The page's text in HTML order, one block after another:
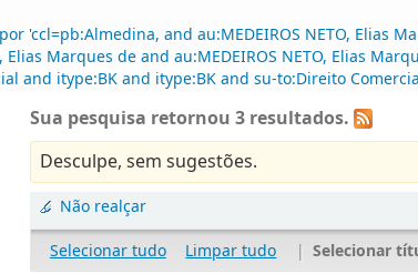
'ccl=pb:Almedina, and au:MEDEIROS NETO,
Elias Marques de and au:MEDEIROS NETO, Elias
and itype:BK and itype:BK and su-to:Direito
Sua pesquisa retornou 3 resultados.
Desculpe, sem sugestões.
Não realçar
Selecionar tudo
Limpar tudo | Selecionar